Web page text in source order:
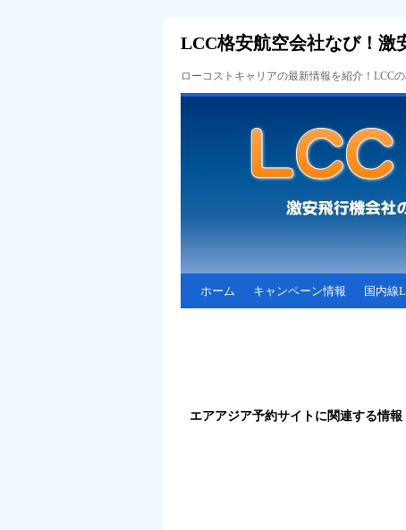
LCC格安航空会社なび！激
ローコストキャリアの最新情報を紹介！LCC
ホーム キャンペーン情報 国内線
エアアジア予約サイトに関連する情報